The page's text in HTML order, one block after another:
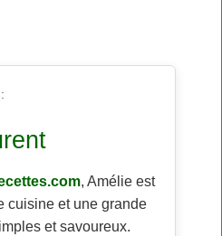
, Amélie est
cuisine et une grande
et savoureux.